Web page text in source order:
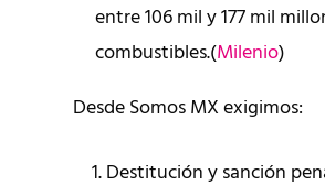
entre 106 mil y 177 mil
combustibles.(Milenio)
Desde Somos MX exigimos:
Destitución y sanción